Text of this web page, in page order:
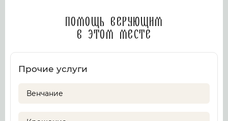
Помощь верующим
в этом месте
Прочие услуги
Венчание